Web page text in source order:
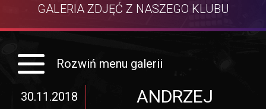
GALERIA ZDJĘĆ Z NASZEGO KLUBU
Rozwiń menu galerii
30.11.2018
ANDRZEJ